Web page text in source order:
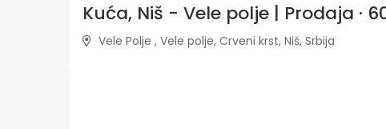
Kuća, Niš - Vele polje | Prodaja ·
Vele Polje , Vele polje, Crveni krst, Niš, Srbija